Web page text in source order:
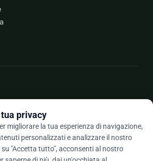
privacy
migliorare la tua esperienza di navigazione,
personalizzati e analizzare il nostro
"Accetta tutto", acconsenti al nostro